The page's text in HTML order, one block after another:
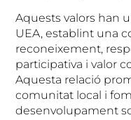
Aquests valors han
UEA, establint una
reconeixement,
participativa i valor
Aquesta relació
comunitat local i
desenvolupament